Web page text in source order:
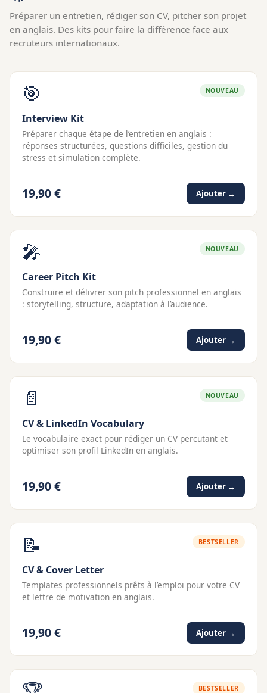
Préparer un entretien, rédiger son CV, pitcher son projet
en anglais. Des kits pour faire la différence face aux
recruteurs internationaux.
🎯 NOUVEAU
Interview Kit
Préparer chaque étape de l’entretien en anglais :
réponses structurées, questions difficiles, gestion du
stress et simulation complète.
19,90 € Ajouter →
🎤 NOUVEAU
Career Pitch Kit
Construire et délivrer son pitch professionnel en anglais
: storytelling, structure, adaptation à l’audience.
19,90 € Ajouter →
📄 NOUVEAU
CV & LinkedIn Vocabulary
Le vocabulaire exact pour rédiger un CV percutant et
optimiser son profil LinkedIn en anglais.
19,90 € Ajouter →
📝 BESTSELLER
CV & Cover Letter
Templates professionnels prêts à l’emploi pour votre CV
et lettre de motivation en anglais.
19,90 € Ajouter →
BESTSELLER